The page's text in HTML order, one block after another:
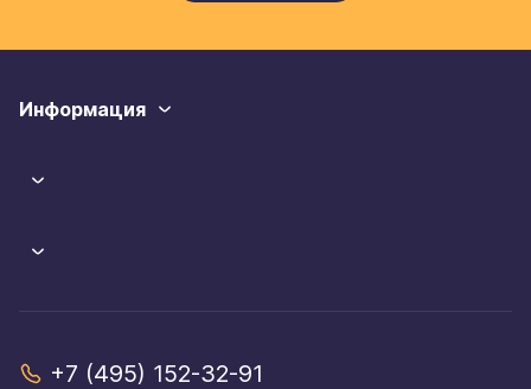
Информация
+7 (495) 152-32-91